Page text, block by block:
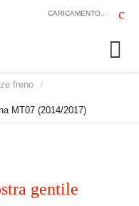
CARICAMENTO...
freno /
MT07 (2014/2017)
gentile